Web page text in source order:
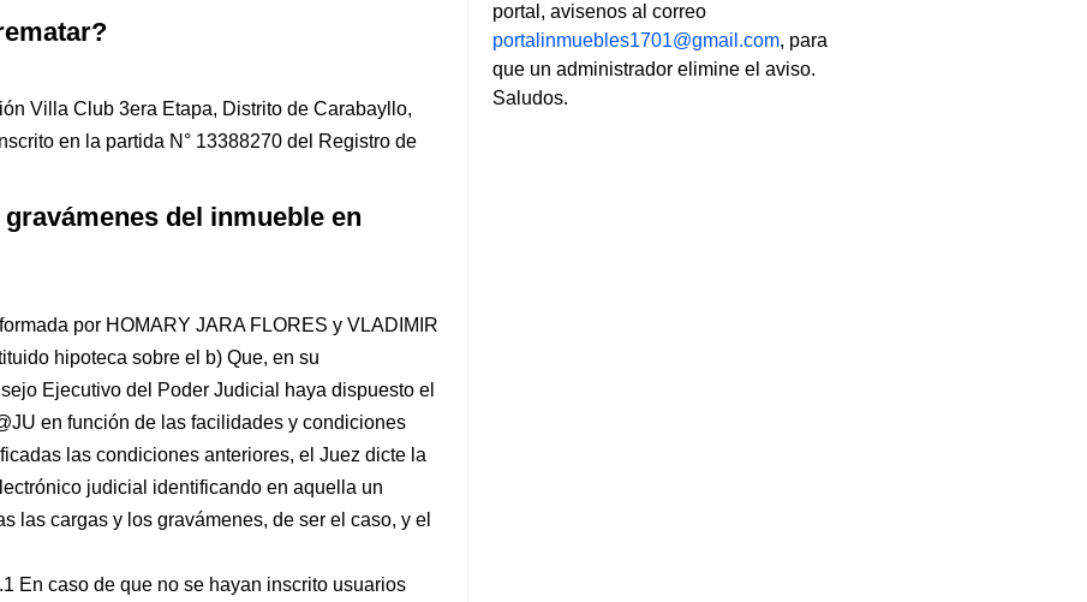
Villa Club 3era Etapa, Distrito de Carabayllo,
en la partida N° 13388270 del Registro de
del inmueble en
por HOMARY JARA FLORES y VLADIMIR
hipoteca sobre el b) Que, en su
Ejecutivo del Poder Judicial haya dispuesto el
en función de las facilidades y condiciones
las condiciones anteriores, el Juez dicte la
judicial identificando en aquella un
las cargas y los gravámenes, de ser el caso, y el
En caso de que no se hayan inscrito usuarios
portal, avisenos al correo
portalinmuebles1701@gmail.com, para
que un administrador elimine el aviso.
Saludos.